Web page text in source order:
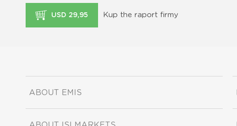
USD 29,95 Kup the raport firmy
ABOUT EMIS